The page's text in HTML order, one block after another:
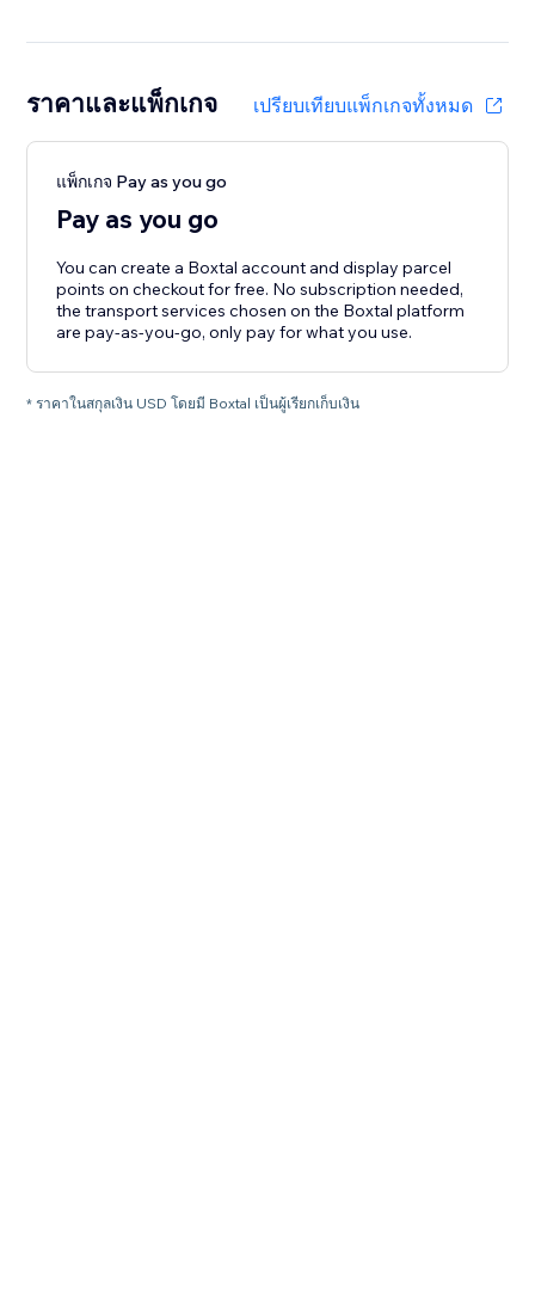
ราคาและแพ็กเกจ เปรียบเทียบแพ็กเกจทั้งหมด
แพ็กเกจ Pay as you go
Pay as you go
You can create a Boxtal account and display parcel
points on checkout for free. No subscription needed,
the transport services chosen on the Boxtal platform
are pay-as-you-go, only pay for what you use.
* ราคาในสกุลเงิน USD โดยมี Boxtal เป็นผู้เรียกเก็บเงิน